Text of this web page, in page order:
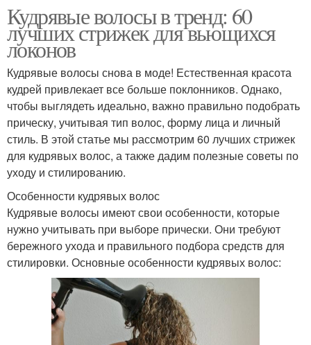
Кудрявые волосы в тренд: 60
лучших стрижек для вьющихся
локонов
Кудрявые волосы снова в моде! Естественная красота
кудрей привлекает все больше поклонников. Однако,
чтобы выглядеть идеально, важно правильно подобрать
прическу, учитывая тип волос, форму лица и личный
стиль. В этой статье мы рассмотрим 60 лучших стрижек
для кудрявых волос, а также дадим полезные советы по
уходу и стилированию.
Особенности кудрявых волос
Кудрявые волосы имеют свои особенности, которые
нужно учитывать при выборе прически. Они требуют
бережного ухода и правильного подбора средств для
стилировки. Основные особенности кудрявых волос: